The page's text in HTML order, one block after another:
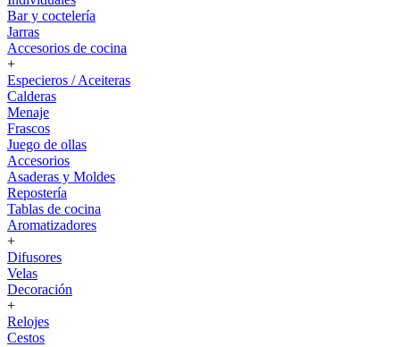
Bar y coctelería
Jarras
Accesorios de cocina
+
Especieros / Aceiteras
Calderas
Menaje
Frascos
Juego de ollas
Accesorios
Asaderas y Moldes
Repostería
Tablas de cocina
Aromatizadores
+
Difusores
Velas
Decoración
+
Relojes
Cestos